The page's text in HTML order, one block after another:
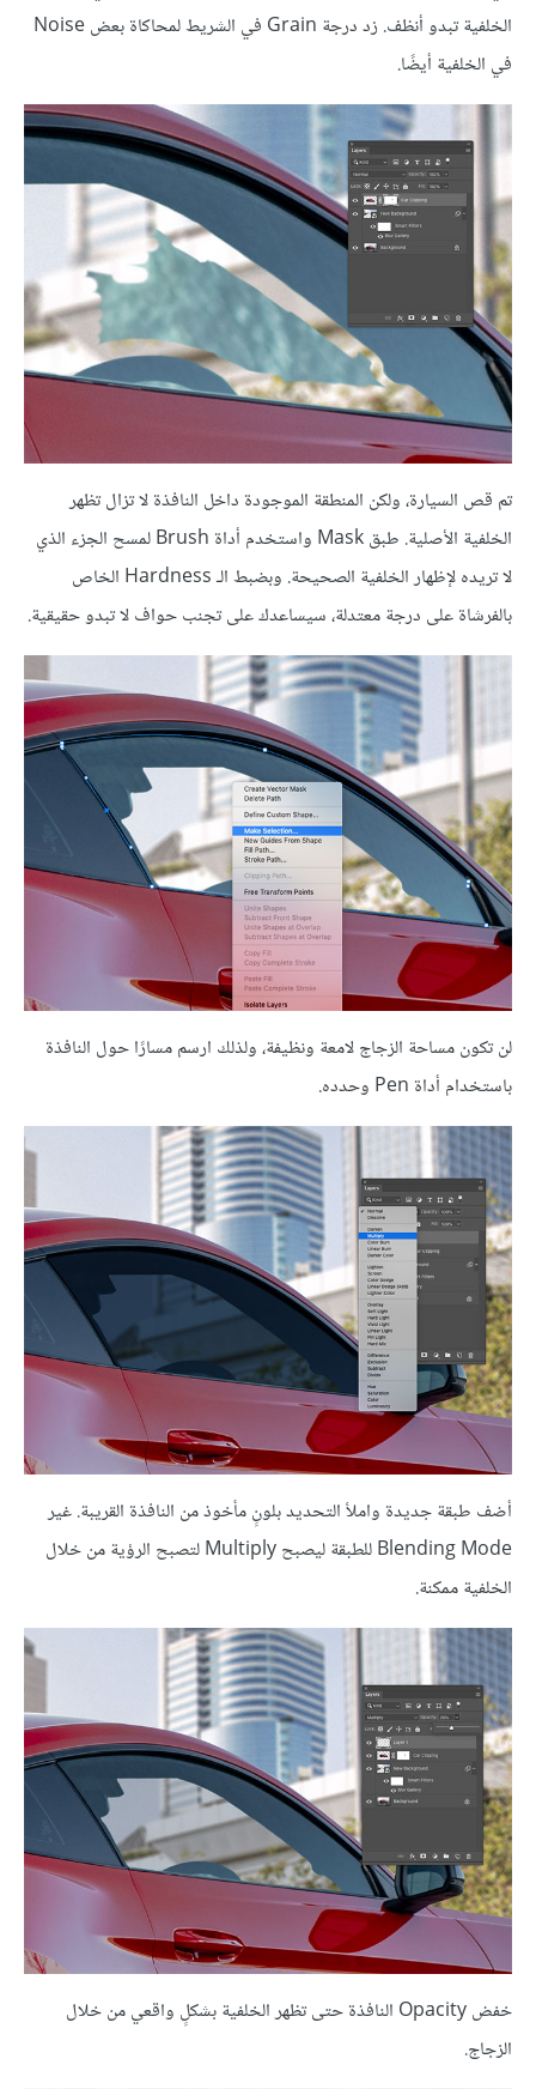
الخلفية تبدو أنظف. زد درجة Grain في الشريط لمحاكاة بعض Noise
في الخلفية أيضًا.
تم قص السيارة، ولكن المنطقة الموجودة داخل النافذة لا تزال تظهر
الخلفية الأصلية. طبق Mask واستخدم أداة Brush لمسح الجزء الذي
لا تريده لإظهار الخلفية الصحيحة. وبضبط الـ Hardness الخاص
بالفرشاة على درجة معتدلة، سيساعدك على تجنب حواف لا تبدو حقيقية.
لن تكون مساحة الزجاج لامعة ونظيفة، ولذلك ارسم مسارًا حول النافذة
باستخدام أداة Pen وحدده.
أضف طبقة جديدة واملأ التحديد بلونٍ مأخوذ من النافذة القريبة. غير
Blending Mode للطبقة ليصبح Multiply لتصبح الرؤية من خلال
الخلفية ممكنة.
خفض Opacity النافذة حتى تظهر الخلفية بشكلٍ واقعي من خلال
الزجاج.